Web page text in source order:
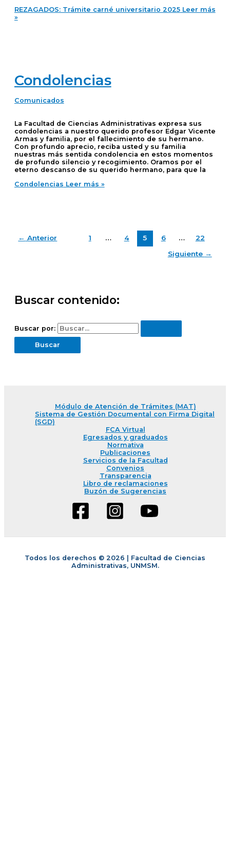
REZAGADOS: Trámite carné universitario 2025Leer más
»
Condolencias
Comunicados
La Facultad de Ciencias Administrativas expresa sus
condolencias a nuestro querido profesor Edgar Vicente
Armas y familia, por el fallecimiento de su hermano.
Con profundo aprecio, reciba usted y su familia
nuestras más sentida condolencia en estos momentos
de profundo silencio y recogimiento. Oramos por el
eterno descanso de su querido hermano, para que la
Condolencias Leer más »
← Anterior 1 … 4 5 6 …
22
Siguiente →
Buscar contenido:
Buscar por:
Módulo de Atención de Trámites (MAT)
Sistema de Gestión Documental con Firma Digital
(SGD)
FCA Virtual
Egresados y graduados
Normativa
Publicaciones
Servicios de la Facultad
Convenios
Transparencia
Libro de reclamaciones
Buzón de Sugerencias
Todos los derechos © 2026 | Facultad de Ciencias
Administrativas, UNMSM.